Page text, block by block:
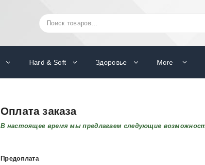
Искать:
Hard & Soft Здоровье More
Оплата заказа
В настоящее время мы предлагаем следующие
Предоплата